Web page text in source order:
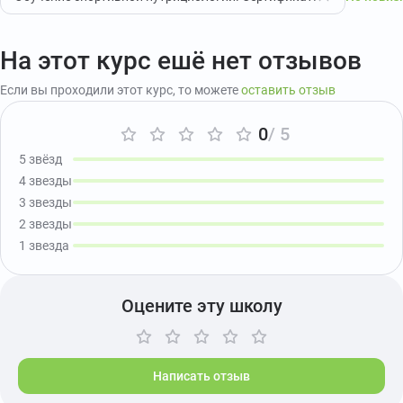
На этот курс ешё нет отзывов
Если вы проходили этот курс, то можетеоставить отзыв
0/ 5
5 звёзд
4 звезды
3 звезды
2 звезды
1 звезда
Оцените эту школу
Написать отзыв